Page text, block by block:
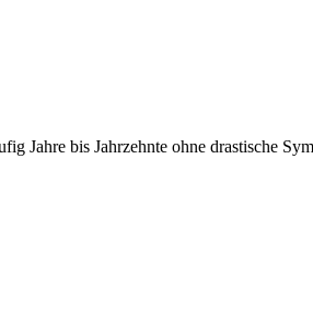
Jahre bis Jahrzehnte ohne drastische